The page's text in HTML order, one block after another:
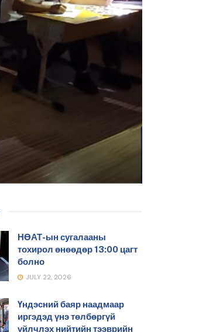
НӨАТ-ын сугалааны
тохирол өнөөдөр 13:00 цагт
болно
JULY 22, 2026
Үндэсний баяр наадмаар
иргэдэд үнэ төлбөргүй
үйлчлэх нийтийн тээврийн